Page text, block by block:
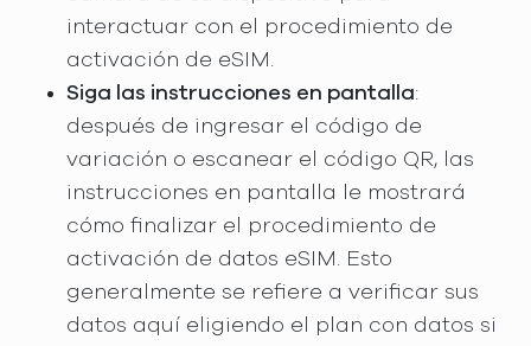
interactuar con el procedimiento de
activación de eSIM.
Siga las instrucciones en pantalla:
después de ingresar el código de
variación o escanear el código QR, las
instrucciones en pantalla le mostrará
cómo finalizar el procedimiento de
activación de datos eSIM. Esto
generalmente se refiere a verificar sus
datos aquí eligiendo el plan con datos si